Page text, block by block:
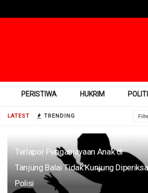
LATEST TRENDING
Terlapor Penganiayaan Anak di
Tanjung Balai Tidak Kunjung Diperiksa
Polisi
PERISTIWA HUKRIM